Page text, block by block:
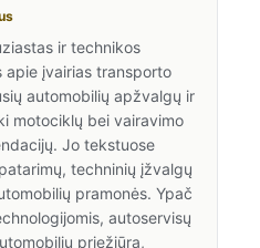
ir technikos
apie įvairias transporto
automobilių apžvalgų ir
motociklų bei vairavimo
Jo tekstuose
techninių įžvalgų
pramonės. Ypač
autoservisų
priežiūra,